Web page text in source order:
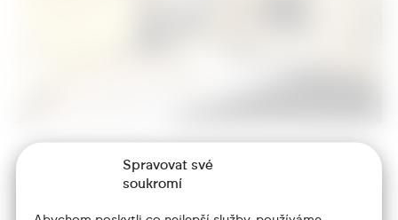
Spravovat své
soukromí
+420 773 986 416